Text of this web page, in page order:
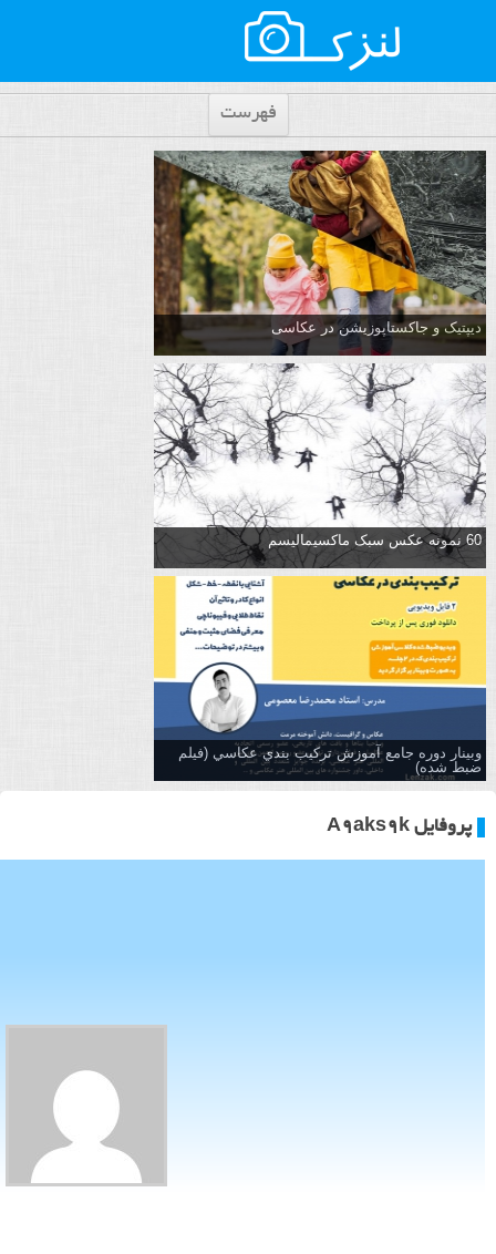
فهرست
دیپتیک و جاکستا‌پوزیشن در عکاسی
60 نمونه عکس سبک ماکسیمالیسم
وبینار دوره جامع آموزش تركيب بندي عكاسي (فیلم
ضبط شده)
پروفایل A9aks9k